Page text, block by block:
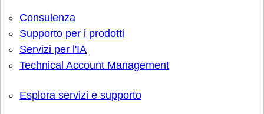
Consulenza
Supporto per i prodotti
Servizi per l'IA
Technical Account Management
Esplora servizi e supporto